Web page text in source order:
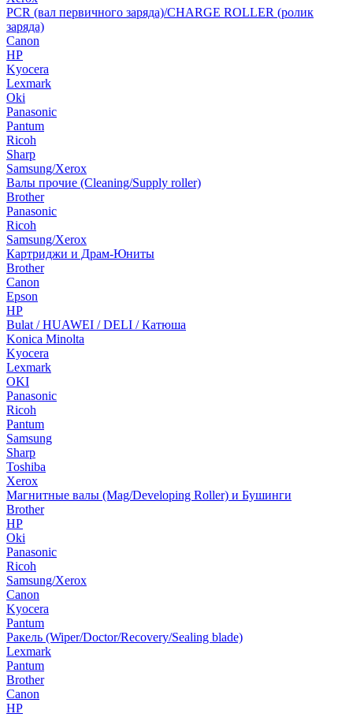
PCR (вал первичного заряда)/CHARGE ROLLER (ролик
заряда)
Canon
HP
Kyocera
Lexmark
Oki
Panasonic
Pantum
Ricoh
Sharp
Samsung/Xerox
Валы прочие (Cleaning/Supply roller)
Brother
Panasonic
Ricoh
Samsung/Xerox
Картриджи и Драм-Юниты
Brother
Canon
Epson
HP
Bulat / HUAWEI / DELI / Катюша
Konica Minolta
Kyocera
Lexmark
OKI
Panasonic
Ricoh
Pantum
Samsung
Sharp
Toshiba
Xerox
Магнитные валы (Mag/Developing Roller) и Бушинги
Brother
HP
Oki
Panasonic
Ricoh
Samsung/Xerox
Canon
Kyocera
Pantum
Ракель (Wiper/Doctor/Recovery/Sealing blade)
Lexmark
Pantum
Brother
Canon
HP